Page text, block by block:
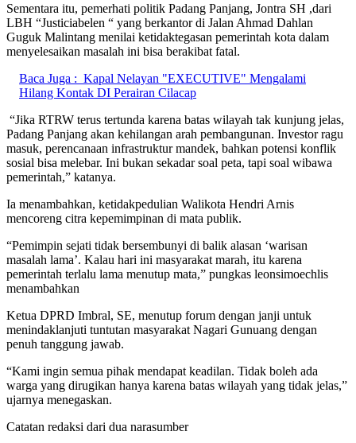
Sementara itu, pemerhati politik Padang Panjang, Jontra SH ,dari
LBH “Justiciabelen “ yang berkantor di Jalan Ahmad Dahlan
Guguk Malintang menilai ketidaktegasan pemerintah kota dalam
menyelesaikan masalah ini bisa berakibat fatal.
Baca Juga : Kapal Nelayan "EXECUTIVE" Mengalami
Hilang Kontak DI Perairan Cilacap
“Jika RTRW terus tertunda karena batas wilayah tak kunjung jelas,
Padang Panjang akan kehilangan arah pembangunan. Investor ragu
masuk, perencanaan infrastruktur mandek, bahkan potensi konflik
sosial bisa melebar. Ini bukan sekadar soal peta, tapi soal wibawa
pemerintah,” katanya.
Ia menambahkan, ketidakpedulian Walikota Hendri Arnis
mencoreng citra kepemimpinan di mata publik.
“Pemimpin sejati tidak bersembunyi di balik alasan ‘warisan
masalah lama’. Kalau hari ini masyarakat marah, itu karena
pemerintah terlalu lama menutup mata,” pungkas leonsimoechlis
menambahkan
Ketua DPRD Imbral, SE, menutup forum dengan janji untuk
menindaklanjuti tuntutan masyarakat Nagari Gunuang dengan
penuh tanggung jawab.
“Kami ingin semua pihak mendapat keadilan. Tidak boleh ada
warga yang dirugikan hanya karena batas wilayah yang tidak jelas,”
ujarnya menegaskan.
Catatan redaksi dari dua narasumber